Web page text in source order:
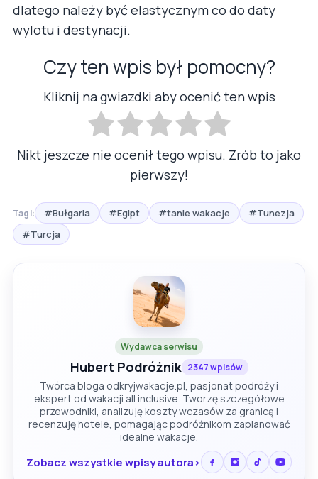
dlatego należy być elastycznym co do daty
wylotu i destynacji.
Czy ten wpis był pomocny?
Kliknij na gwiazdki aby ocenić ten wpis
Nikt jeszcze nie ocenił tego wpisu. Zrób to jako
pierwszy!
Tagi: #Bułgaria #Egipt #tanie wakacje
#Tunezja
#Turcja
Wydawca serwisu
Hubert Podróżnik 2347 wpisów
Twórca bloga odkryjwakacje.pl, pasjonat podróży i
ekspert od wakacji all inclusive. Tworzę szczegółowe
przewodniki, analizuję koszty wczasów za granicą i
recenzuję hotele, pomagając podróżnikom zaplanować
idealne wakacje.
Zobacz wszystkie wpisy autora